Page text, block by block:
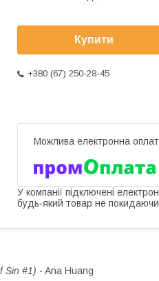
Купити
+380 (67) 250-28-45
У компанії підключені
будь-який товар не
Sin #1) - Ana Huang